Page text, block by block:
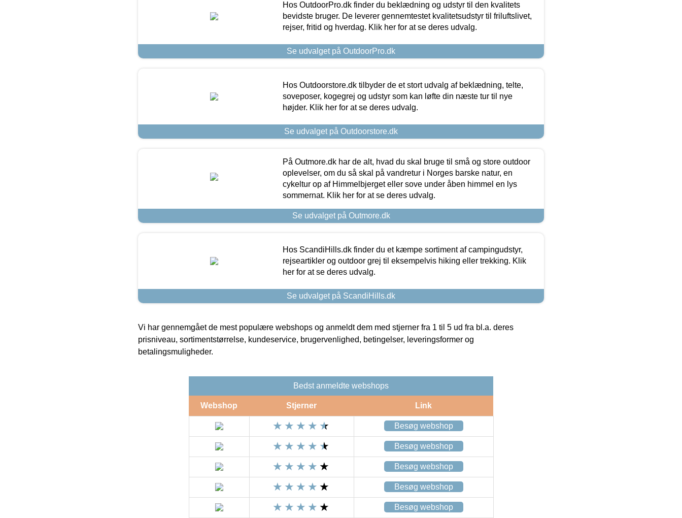
Hos OutdoorPro.dk finder du beklædning og udstyr til den kvalitets
bevidste bruger. De leverer gennemtestet kvalitetsudstyr til friluftslivet,
rejser, fritid og hverdag. Klik her for at se deres udvalg.
Se udvalget på OutdoorPro.dk
Hos Outdoorstore.dk tilbyder de et stort udvalg af beklædning, telte,
soveposer, kogegrej og udstyr som kan løfte din næste tur til nye
højder. Klik her for at se deres udvalg.
Se udvalget på Outdoorstore.dk
På Outmore.dk har de alt, hvad du skal bruge til små og store outdoor
oplevelser, om du så skal på vandretur i Norges barske natur, en
cykeltur op af Himmelbjerget eller sove under åben himmel en lys
sommernat. Klik her for at se deres udvalg.
Se udvalget på Outmore.dk
Hos ScandiHills.dk finder du et kæmpe sortiment af campingudstyr,
rejseartikler og outdoor grej til eksempelvis hiking eller trekking. Klik
her for at se deres udvalg.
Se udvalget på ScandiHills.dk
Vi har gennemgået de mest populære webshops og anmeldt dem med stjerner fra 1 til 5 ud fra bl.a. deres
prisniveau, sortimentstørrelse, kundeservice, brugervenlighed, betingelser, leveringsformer og
betalingsmuligheder.
Bedst anmeldte webshops
Webshop Stjerner Link
Besøg webshop
Besøg webshop
Besøg webshop
Besøg webshop
Besøg webshop